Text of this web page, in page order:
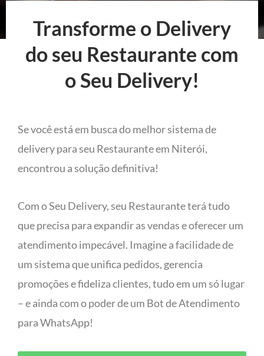
Transforme o Delivery
do seu Restaurante com
o Seu Delivery!
Se você está em busca do melhor sistema de
delivery para seu Restaurante em Niterói,
encontrou a solução definitiva!
Com o Seu Delivery, seu Restaurante terá tudo
que precisa para expandir as vendas e oferecer um
atendimento impecável. Imagine a facilidade de
um sistema que unifica pedidos, gerencia
promoções e fideliza clientes, tudo em um só lugar
– e ainda com o poder de um Bot de Atendimento
para WhatsApp!